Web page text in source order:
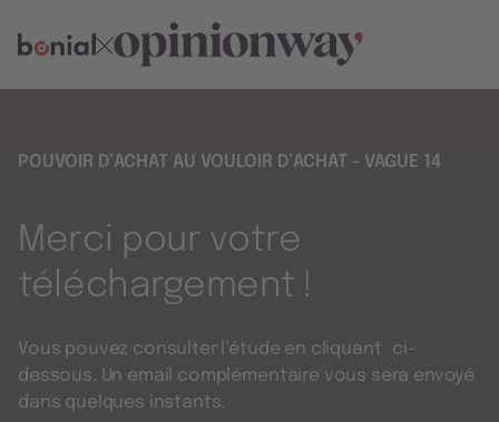
POUVOIR D’ACHAT AU VOULOIR D’ACHAT - VAGUE 14
Merci pour votre
téléchargement !
Vous pouvez consulter l’étude en cliquant ci-
dessous. Un email complémentaire vous sera envoyé
dans quelques instants.